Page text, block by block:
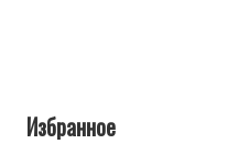
Избранное